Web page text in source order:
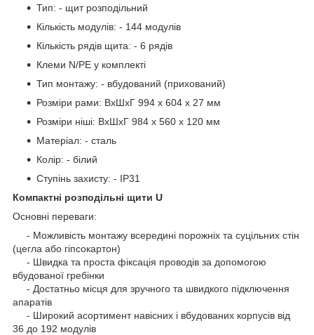
Тип: - щит розподільний
Кількість модулів: - 144 модулів
Кількість рядів щита: - 6 рядів
Клеми N/PE у комплекті
Тип монтажу: - вбудований (прихований)
Розміри рами: ВхШхГ 994 x 604 x 27 мм
Розміри ніші: ВхШхГ 984 x 560 x 120 мм
Матеріал: - сталь
Колір: - білий
Ступінь захисту: - IP31
Компактні розподільні щити U
Основні переваги:
- Можливість монтажу всередині порожніх та суцільних стін
(цегла або гіпсокартон)
- Швидка та проста фіксація проводів за допомогою
вбудованої гребінки
- Достатньо місця для зручного та швидкого підключення
апаратів
- Широкий асортимент навісних і вбудованих корпусів від
36 до 192 модулів